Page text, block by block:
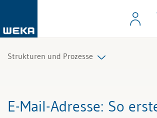
Strukturen und Prozesse
E-Mail-Adresse: So